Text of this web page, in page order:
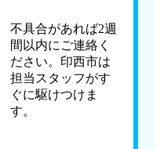
不具合があれば2週
間以内にご連絡く
ださい。印西市は
担当スタッフがす
ぐに駆けつけま
す。